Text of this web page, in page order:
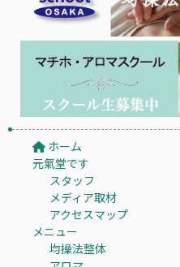
ホーム
元氣堂です
スタッフ
メディア取材
アクセスマップ
メニュー
均操法整体